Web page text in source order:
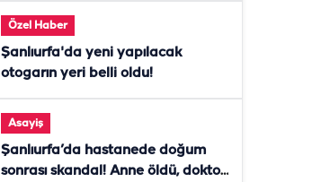
Özel Haber
Şanlıurfa'da yeni yapılacak
otogarın yeri belli oldu!
Asayiş
Şanlıurfa’da hastanede doğum
sonrası skandal! Anne öldü, doktor